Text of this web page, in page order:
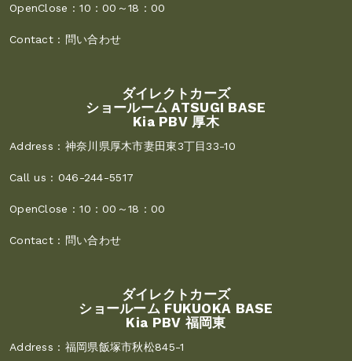
OpenClose :10：00～18：00
Contact : 問い合わせ
ダイレクトカーズ
ショールーム ATSUGI BASE
Kia PBV 厚木
Address : 神奈川県厚木市妻田東3丁目33-10
Call us : 046-244-5517
OpenClose :10：00～18：00
Contact : 問い合わせ
ダイレクトカーズ
ショールーム FUKUOKA BASE
Kia PBV 福岡東
Address : 福岡県飯塚市秋松845-1